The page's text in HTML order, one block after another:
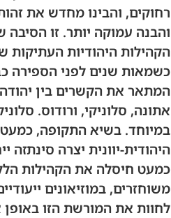
רחוקים, והבינו מחדש את
והבנה עמוקה יותר. זו
הקהילות היהודיות העתיקות
כשמאות שנים לפני הספירה
המתאר את הקשרים בין יהודה
אתונה, סלוניקי, ורודוס.
במיוחד. בשיא התקופה, כמעט
היהודית-יוונית יצרה
כמעט חיסלה את הקהילות
משוחזרים, במוזיאונים
לחוות את המורשת הזו